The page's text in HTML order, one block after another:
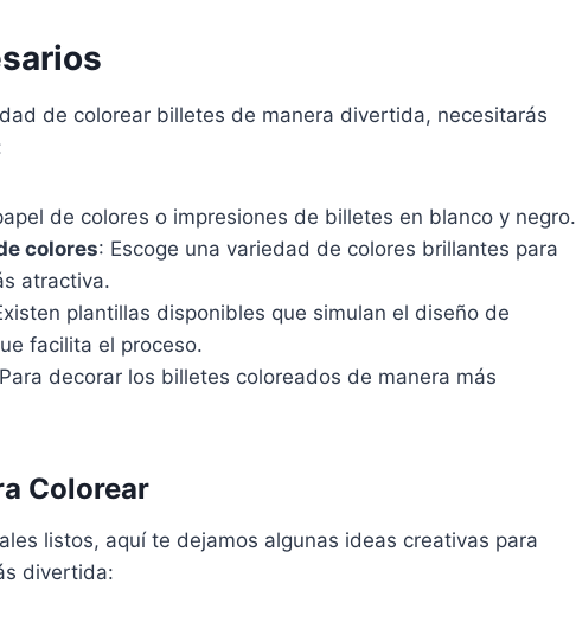
de colorear billetes de manera divertida, necesitarás
de colores o impresiones de billetes en blanco y negro.
colores: Escoge una variedad de colores brillantes para
atractiva.
plantillas disponibles que simulan el diseño de
facilita el proceso.
decorar los billetes coloreados de manera más
Colorear
listos, aquí te dejamos algunas ideas creativas para
divertida: